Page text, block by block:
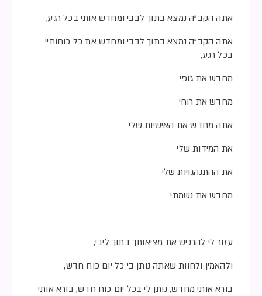
אתה הקב”ה נמצא בתוך לבבי ומחדש אותי בכל רגע,
אתה הקב”ה נמצא בתוך לבבי ומחדש את כל כוחותיי
בכל רגע,
מחדש את גופי
מחדש את רוחי
אתה מחדש את האישיות שלי
את המידות שלי
את ההתנהגויות שלי
מחדש את נשמתי
עזור לי להרגיש את מציאותך בתוך ליבי,
ולהאמין ולחוות שאתה נותן בי כל יום כוח חדש,
בורא אותי מחדש, נותן לי בכל יום כוח חדש, בורא אותי